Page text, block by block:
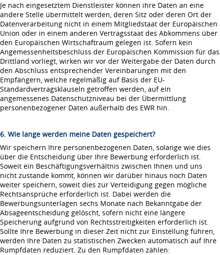
Je nach eingesetztem Dienstleister können ihre Daten an eine
andere Stelle übermittelt werden, deren Sitz oder deren Ort der
Datenverarbeitung nicht in einem Mitgliedstaat der Europäischen
Union oder in einem anderen Vertragsstaat des Abkommens über
den Europäischen Wirtschaftraum gelegen ist. Sofern kein
Angemessenheitsbeschluss der Europäischen Kommission für das
Drittland vorliegt, wirken wir vor der Weitergabe der Daten durch
den Abschluss entsprechender Vereinbarungen mit den
Empfängern, welche regelmäßig auf Basis der EU-
Standardvertragsklauseln getroffen werden, auf ein
angemessenes Datenschutzniveau bei der Übermittlung
personenbezogener Daten außerhalb des EWR hin.
6. Wie lange werden meine Daten gespeichert?
Wir speichern Ihre personenbezogenen Daten, solange wie dies
über die Entscheidung über Ihre Bewerbung erforderlich ist.
Soweit ein Beschäftigungsverhältnis zwischen Ihnen und uns
nicht zustande kommt, können wir darüber hinaus noch Daten
weiter speichern, soweit dies zur Verteidigung gegen mögliche
Rechtsansprüche erforderlich ist. Dabei werden die
Bewerbungsunterlagen sechs Monate nach Bekanntgabe der
Absageentscheidung gelöscht, sofern nicht eine längere
Speicherung aufgrund von Rechtsstreitigkeiten erforderlich ist.
Sollte Ihre Bewerbung in dieser Zeit nicht zur Einstellung führen,
werden Ihre Daten zu statistischen Zwecken automatisch auf Ihre
Rumpfdaten reduziert. Zu den Rumpfdaten zählen: